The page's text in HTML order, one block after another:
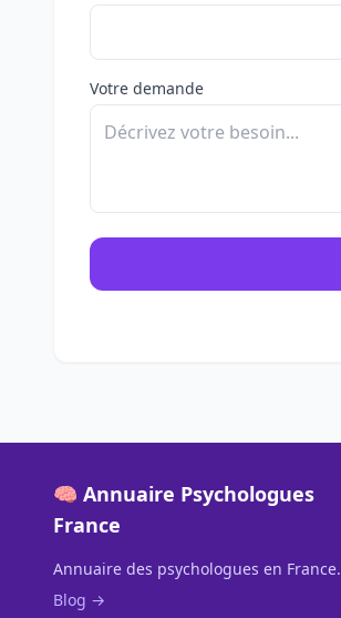
Votre demande
🧠 Annuaire Psychologues
France
Annuaire des psychologues en France.
Blog →